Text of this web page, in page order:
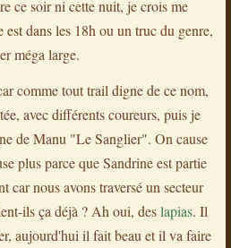
ce soir ni cette nuit, je crois me
dans les 18h ou un truc du genre,
méga large.
comme tout trail digne de ce nom,
avec différents coureurs, puis je
de Manu "Le Sanglier". On cause
plus parce que Sandrine est partie
car nous avons traversé un secteur
ils ça déjà ? Ah oui, deslapias. Il
aujourd'hui il fait beau et il va faire